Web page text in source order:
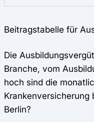
Beitragstabelle für
Die
Branche, vom
hoch sind die
Krankenversicherung
Berlin?